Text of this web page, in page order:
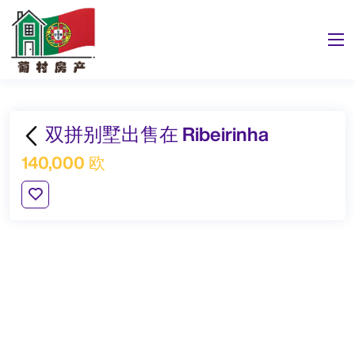
双拼别墅出售在 Ribeirinha
140,000 欧